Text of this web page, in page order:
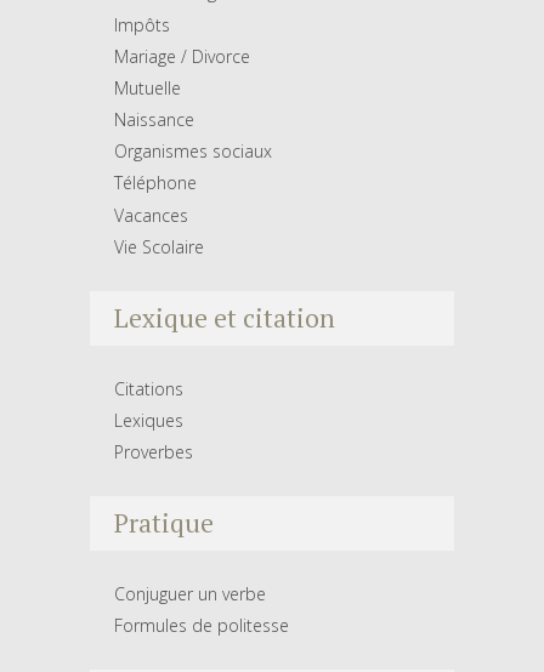
Impôts
Mariage / Divorce
Mutuelle
Naissance
Organismes sociaux
Téléphone
Vacances
Vie Scolaire
Lexique et citation
Citations
Lexiques
Proverbes
Pratique
Conjuguer un verbe
Formules de politesse